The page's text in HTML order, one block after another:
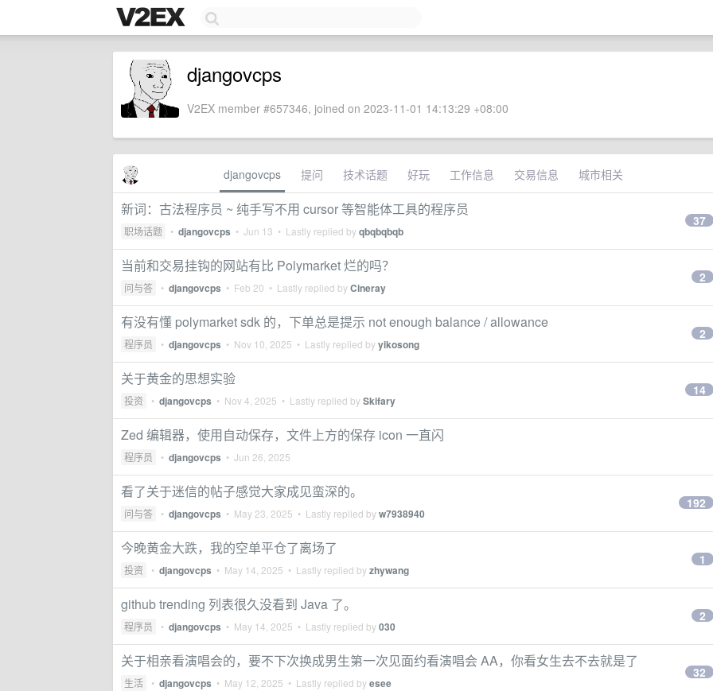
djangovcps
V2EX member #657346, joined on 2023-11-01 14:13:29 +08:00
djangovcps 提问 技术话题 好玩 工作信息 交易信息 城市相关
新词：古法程序员 ~ 纯手写不用 cursor 等智能体工具的程序员
职场话题 • djangovcps • Jun 13 • Lastly replied byqbqbqbqb
37
当前和交易挂钩的网站有比 Polymarket 烂的吗？
问与答 • djangovcps • Feb 20 • Lastly replied byCineray
2
有没有懂 polymarket sdk 的，下单总是提示 not enough balance / allowance
程序员 • djangovcps • Nov 10, 2025 • Lastly replied byyikosong
2
关于黄金的思想实验
投资 • djangovcps • Nov 4, 2025 • Lastly replied bySkifary
14
Zed 编辑器，使用自动保存，文件上方的保存 icon 一直闪
程序员 • djangovcps • Jun 26, 2025
看了关于迷信的帖子感觉大家成见蛮深的。
问与答 • djangovcps • May 23, 2025 • Lastly replied byw7938940
192
今晚黄金大跌，我的空单平仓了离场了
投资 • djangovcps • May 14, 2025 • Lastly replied byzhywang
1
github trending 列表很久没看到 Java 了。
程序员 • djangovcps • May 14, 2025 • Lastly replied by030
2
关于相亲看演唱会的，要不下次换成男生第一次见面约看演唱会 AA，你看女生去不去就是了
生活 • djangovcps • May 12, 2025 • Lastly replied byesee
32